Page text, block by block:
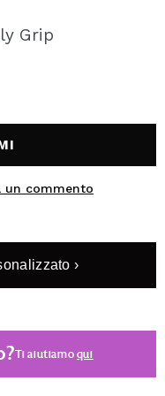
potrai fare i tuoi
stato dei tuoi ordini e
Grip
un commento
›
Ti aiutiamoqui